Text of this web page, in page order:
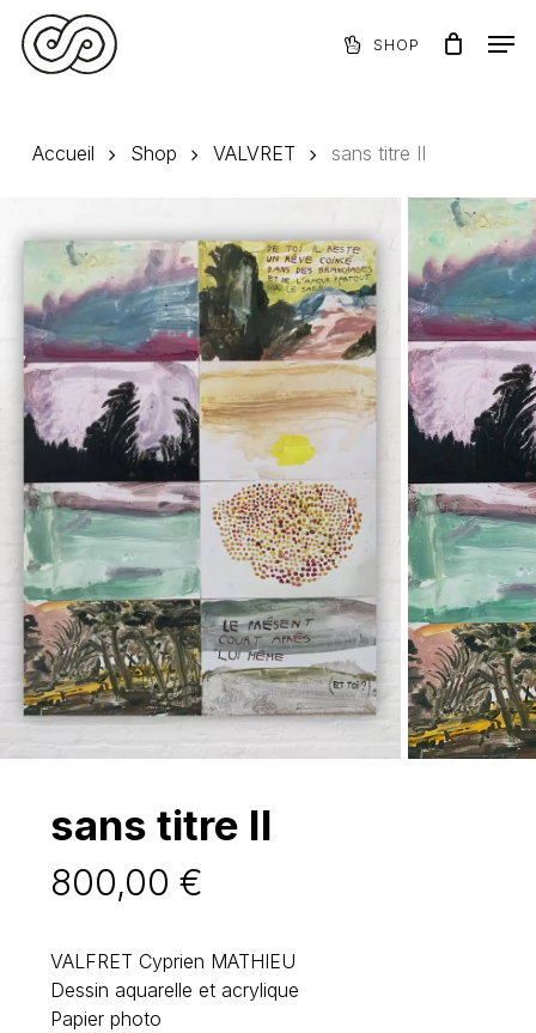
Skip
main
SHOP
Panier Close
Accueil Shop VALVRET sans titre II
sans titre II
800,00 €
VALFRET Cyprien MATHIEU
Dessin aquarelle et acrylique
Papier photo